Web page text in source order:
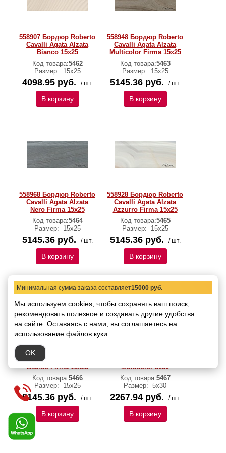
558907 Бордюр Roberto
Cavalli Agata Alzata
Bianco 15x25
Код товара:5462
Размер:
15х25
4098.95 руб. / шт.
В корзину
558948 Бордюр Roberto
Cavalli Agata Alzata
Multicolor Firma 15x25
Код товара:5463
Размер:
15х25
5145.36 руб. / шт.
В корзину
558968 Бордюр Roberto
Cavalli Agata Alzata
Nero Firma 15x25
Код товара:5464
Размер:
15х25
5145.36 руб. / шт.
В корзину
558928 Бордюр Roberto
Cavalli Agata Alzata
Azzurro Firma 15x25
Код товара:5465
Размер:
15х25
5145.36 руб. / шт.
В корзину
558908 Бордюр Roberto
Cavalli Agata Alzata
Bianco Firma 15x25
Код товара:5466
Размер:
15х25
5145.36 руб. / шт.
В корзину
Multicolor 5x30
Код товара:5467
Размер: 5х30
2267.94 руб. / шт.
В корзину
Минимальная сумма заказа составляет15000 руб.
Мы используем cookies, чтобы сохранять ваш поиск,
рекомендовать полезное и создавать другие удобства
на сайте. Оставаясь с нами, вы соглашаетесь на
использование файлов куки.
OK